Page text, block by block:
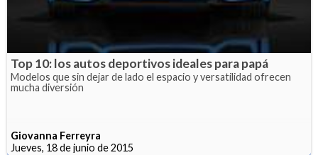
Top 10: los autos deportivos ideales para papá
Modelos que sin dejar de lado el espacio y versatilidad ofrecen
mucha diversión
Giovanna Ferreyra
Jueves, 18 de junio de 2015